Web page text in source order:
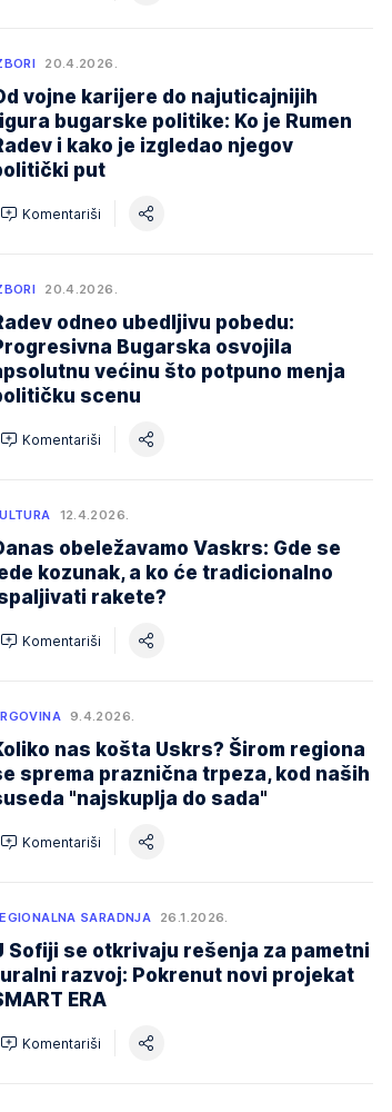
20.4.2026.
vojne karijere do najuticajnijih
bugarske politike: Ko je Rumen
i kako je izgledao njegov
put
Komentariši
20.4.2026.
odneo ubedljivu pobedu:
Bugarska osvojila
većinu što potpuno menja
scenu
Komentariši
12.4.2026.
obeležavamo Vaskrs: Gde se
kozunak, a ko će tradicionalno
rakete?
Komentariši
9.4.2026.
nas košta Uskrs? Širom regiona
sprema praznična trpeza, kod naših
"najskuplja do sada"
Komentariši
SARADNJA 26.1.2026.
Sofiji se otkrivaju rešenja za pametni
razvoj: Pokrenut novi projekat
ERA
Komentariši